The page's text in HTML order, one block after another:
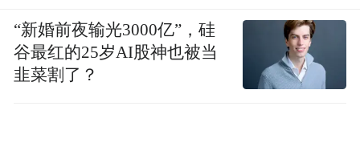
“新婚前夜输光3000亿”，硅
谷最红的25岁AI股神也被当
韭菜割了？